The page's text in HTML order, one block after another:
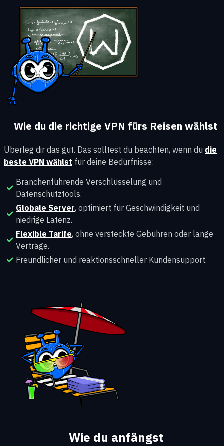
Wie du die richtige VPN fürs Reisen wählst
Überleg dir das gut. Das solltest du beachten, wenn du die
beste VPN wählst für deine Bedürfnisse:
Branchenführende Verschlüsselung und
Datenschutztools.
Globale Server, optimiert für Geschwindigkeit und
niedrige Latenz.
Flexible Tarife, ohne versteckte Gebühren oder lange
Verträge.
Freundlicher und reaktionsschneller Kundensupport.
Wie du anfängst